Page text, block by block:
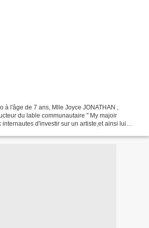
l'âge de 7 ans, Mlle Joyce JONATHAN ,
du lable communautaire " My majoir
d'investir sur un artiste,et ainsi lui